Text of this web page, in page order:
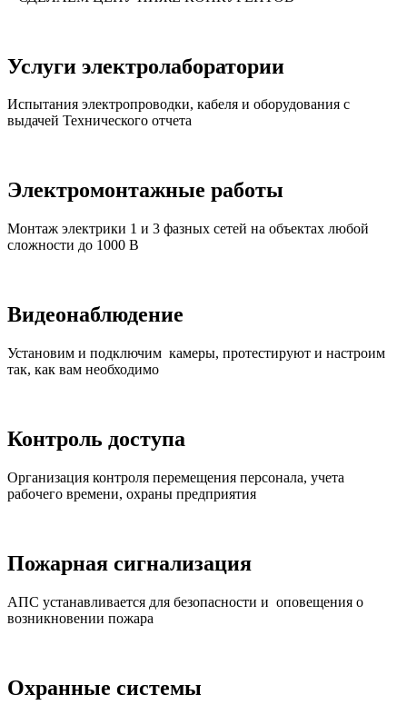
Услуги электролаборатории
Испытания электропроводки, кабеля и оборудования с
выдачей Технического отчета
Электромонтажные работы
Монтаж электрики 1 и 3 фазных сетей на объектах любой
сложности до 1000 В
Видеонаблюдение
Установим и подключим камеры, протестируют и настроим
так, как вам необходимо
Контроль доступа
Организация контроля перемещения персонала, учета
рабочего времени, охраны предприятия
Пожарная сигнализация
АПС устанавливается для безопасности и оповещения о
возникновении пожара
Охранные системы